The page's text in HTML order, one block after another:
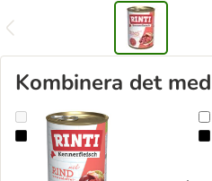
Kombinera det med
RINTI Kennerfleisch 1 x 400 g